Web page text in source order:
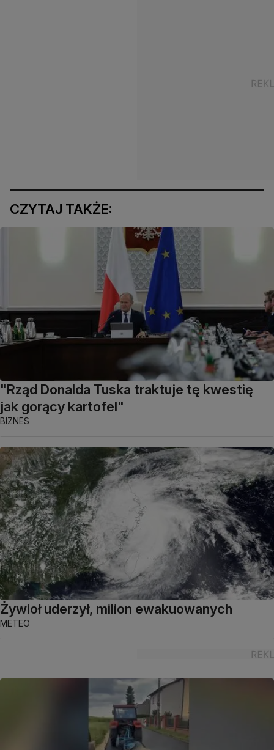
CZYTAJ TAKŻE:
"Rząd Donalda Tuska traktuje tę kwestię
jak gorący kartofel"
BIZNES
Żywioł uderzył, milion ewakuowanych
METEO